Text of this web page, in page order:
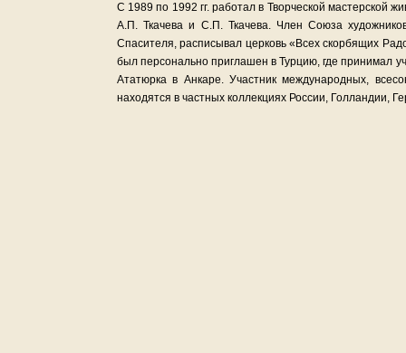
С 1989 по 1992 гг. работал в Творческой мастерской
А.П. Ткачева и С.П. Ткачева. Член Союза
Спасителя, расписывал церковь «Всех скорбящих
был персонально приглашен в Турцию, где принимал
Ататюрка в Анкаре. Участник международных,
находятся в частных коллекциях России, Голландии,